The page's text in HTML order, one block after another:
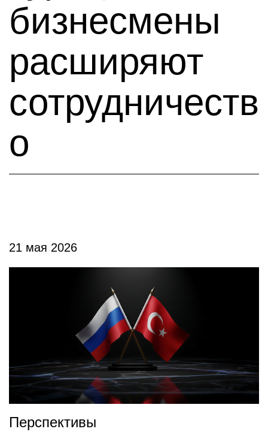
бизнесмены
расширяют
сотрудничеств
о
21 мая 2026
Перспективы